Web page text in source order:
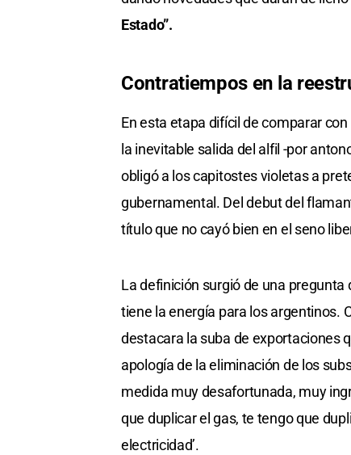
Estado”.
Contratiempos en la
En esta etapa difícil de comparar
la inevitable salida del alfil -por
obligó a los capitostes violetas a
gubernamental. Del debut del
título que no cayó bien en el seno
La definición surgió de una
tiene la energía para los argentinos.
destacara la suba de exportaciones
apología de la eliminación de los
medida muy desafortunada, muy
que duplicar el gas, te tengo que
electricidad’.